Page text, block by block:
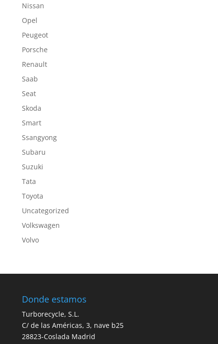
Nissan
Opel
Peugeot
Porsche
Renault
Saab
Seat
Skoda
Smart
Ssangyong
Subaru
Suzuki
Tata
Toyota
Uncategorized
Volkswagen
Volvo
Donde estamos
Turborecycle, S.L.
C/ de las Américas, 3, nave b25
28823-Coslada Madrid